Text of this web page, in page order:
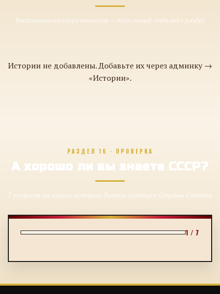
Воспоминания современников — тот самый «тёплый» раздел
Истории не добавлены. Добавьте их через админку →
«Истории».
РАЗДЕЛ 16 · ПРОВЕРКА
А хорошо ли вы знаете СССР?
7 вопросов на знание истории, быта и культуры Страны Советов
1 / 7